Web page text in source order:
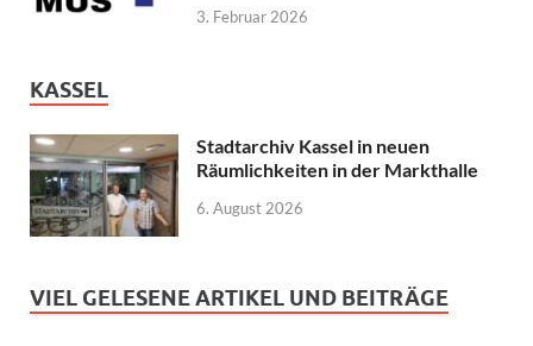
3. Februar 2026
KASSEL
Stadtarchiv Kassel in neuen
Räumlichkeiten in der Markthalle
6. August 2026
VIEL GELESENE ARTIKEL UND BEITRÄGE